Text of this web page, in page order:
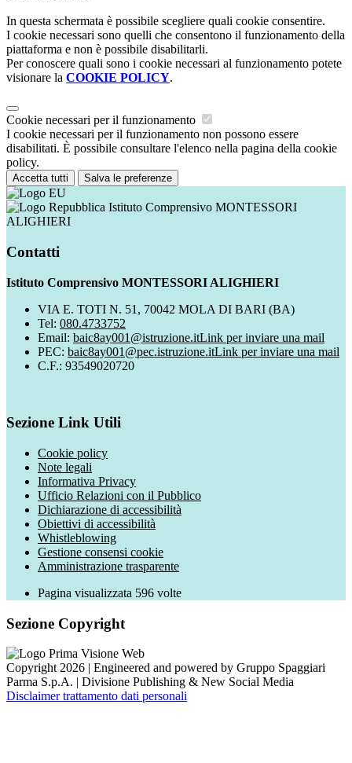
In questa schermata è possibile scegliere quali cookie consentire.
I cookie necessari sono quelli che consentono il funzionamento della
piattaforma e non è possibile disabilitarli.
Per conoscere quali sono i cookie necessari al funzionamento potete
visionare la COOKIE POLICY.
Cookie necessari per il funzionamento
I cookie necessari per il funzionamento non possono essere
disabilitati. È possibile consultare l'elenco nella pagina della cookie
policy.
Accetta tutti Salva le preferenze
Istituto Comprensivo MONTESSORI
ALIGHIERI
Contatti
Istituto Comprensivo MONTESSORI ALIGHIERI
VIA E. TOTI N. 51, 70042 MOLA DI BARI (BA)
Tel: 080.4733752
Email: baic8ay001@istruzione.itLink per inviare una mail
PEC: baic8ay001@pec.istruzione.itLink per inviare una mail
C.F.: 93549020720
Sezione Link Utili
Cookie policy
Note legali
Informativa Privacy
Ufficio Relazioni con il Pubblico
Dichiarazione di accessibilità
Obiettivi di accessibilità
Whistleblowing
Gestione consensi cookie
Amministrazione trasparente
Pagina visualizzata 596 volte
Sezione Copyright
Copyright 2026 | Engineered and powered by Gruppo Spaggiari
Parma S.p.A. | Divisione Publishing & New Social Media
Disclaimer trattamento dati personali